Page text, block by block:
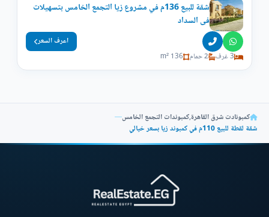
شقة للبيع 136م في مشروع زيا التجمع الخامس بتسهيلات
فى السداد
3 غرف 2 حمام 136 m²
اعرف السعر
كمبونادت شرق القاهرة,كمبوندات التجمع الخامس—
شقة لقطة للبيع 110م في كمبوند زيا بسعر خيالي